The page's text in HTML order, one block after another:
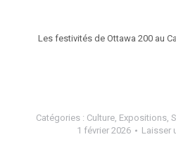
Les festivités de Ottawa 200 au
Catégories : Culture, Expositions,
1 février 2026
Laisser